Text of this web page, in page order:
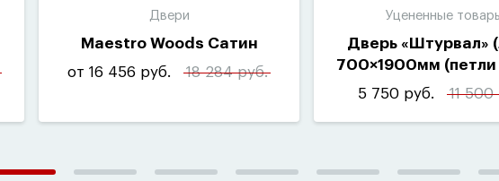
Двери
Maestro Woods Сатин
от 16 456 руб.
18 284 руб.
Уцененные
Дверь « Штурвал» (
700×1900мм (
5 750 руб.
11 500